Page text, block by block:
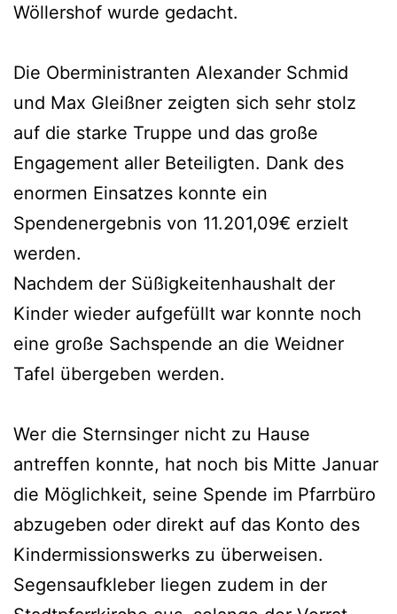
Wöllershof wurde gedacht.
Die Oberministranten Alexander Schmid
und Max Gleißner zeigten sich sehr stolz
auf die starke Truppe und das große
Engagement aller Beteiligten. Dank des
enormen Einsatzes konnte ein
Spendenergebnis von 11.201,09€ erzielt
werden.
Nachdem der Süßigkeitenhaushalt der
Kinder wieder aufgefüllt war konnte noch
eine große Sachspende an die Weidner
Tafel übergeben werden.
Wer die Sternsinger nicht zu Hause
antreffen konnte, hat noch bis Mitte Januar
die Möglichkeit, seine Spende im Pfarrbüro
abzugeben oder direkt auf das Konto des
Kindermissionswerks zu überweisen.
Segensaufkleber liegen zudem in der